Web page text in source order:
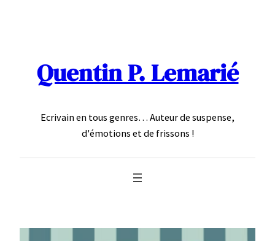
Quentin P. Lemarié
Ecrivain en tous genres… Auteur de suspense,
d'émotions et de frissons !